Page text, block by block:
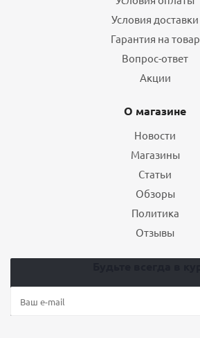
Условия доставки
Гарантия на товар
Вопрос-ответ
Акции
О магазине
Новости
Магазины
Статьи
Обзоры
Политика
Отзывы